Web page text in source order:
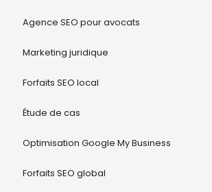
Agence SEO pour avocats
Marketing juridique
Forfaits SEO local
Étude de cas
Optimisation Google My Business
Forfaits SEO global